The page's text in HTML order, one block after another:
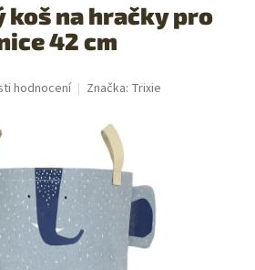
koš na hračky pro
42 cm
hodnocení Značka: Trixie